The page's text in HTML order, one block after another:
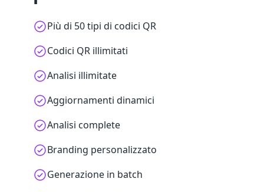
Più di 50 tipi di codici QR
Codici QR illimitati
Analisi illimitate
Aggiornamenti dinamici
Analisi complete
Branding personalizzato
Generazione in batch